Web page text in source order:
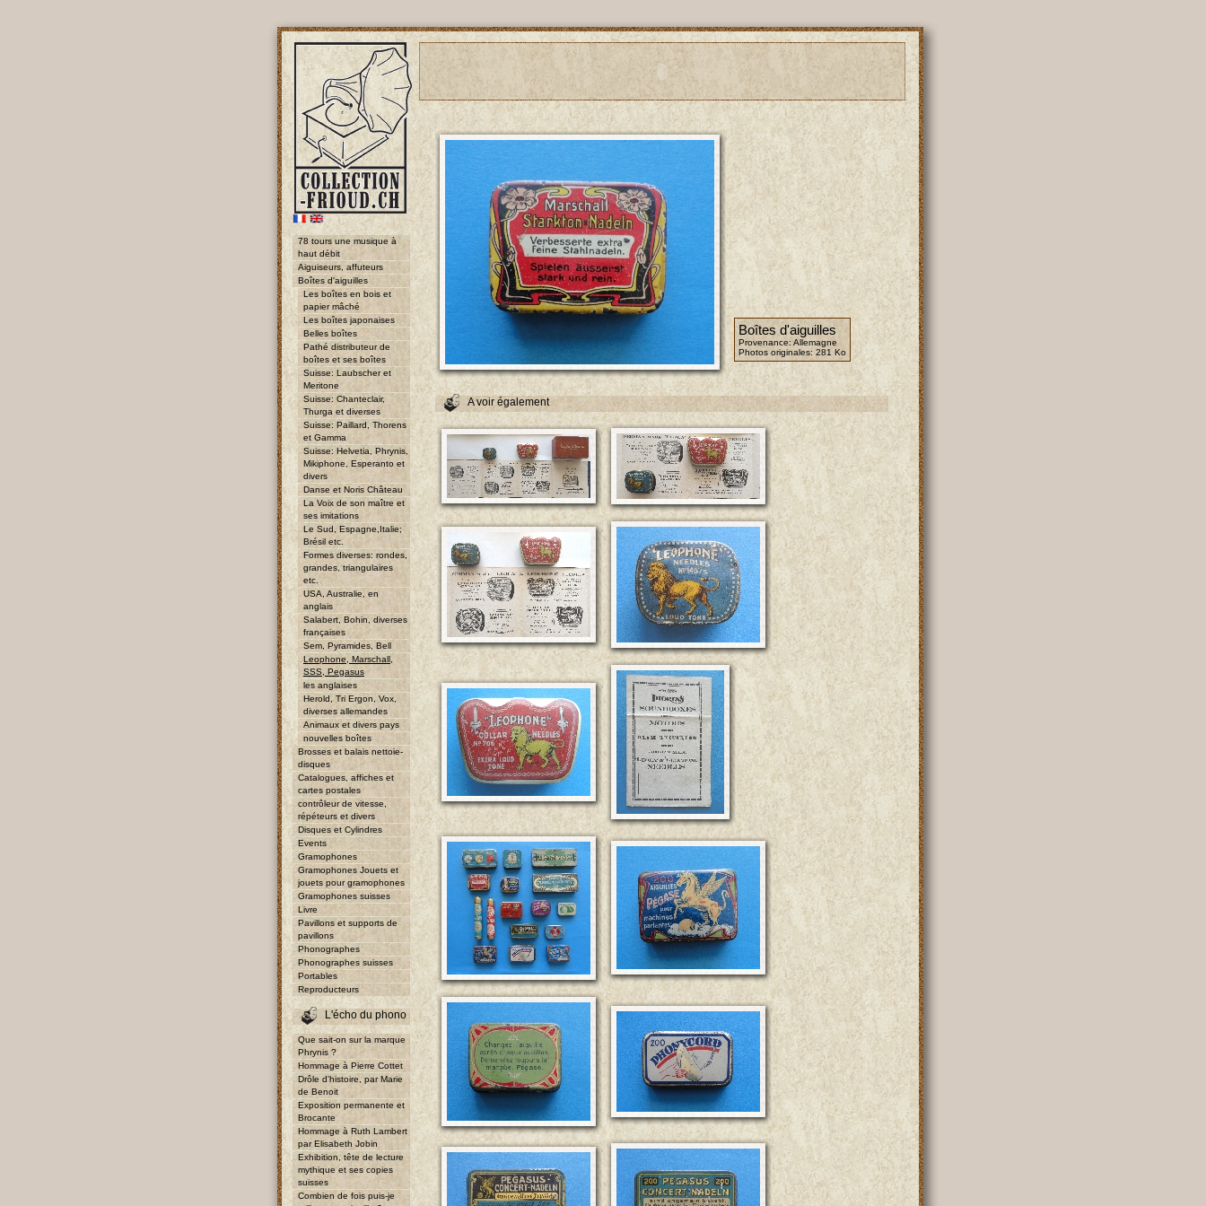
78 tours une musique à
haut débit
Aiguiseurs, affuteurs
Boîtes d'aiguilles
Les boîtes en bois et
papier mâché
Les boîtes japonaises
Belles boîtes
Pathé distributeur de
boîtes et ses boîtes
Suisse: Laubscher et
Meritone
Suisse: Chanteclair,
Thurga et diverses
Suisse: Paillard, Thorens
et Gamma
Suisse: Helvetia, Phrynis,
Mikiphone, Esperanto et
divers
Danse et Noris Château
La Voix de son maître et
ses imitations
Le Sud, Espagne,Italie;
Brésil etc.
Formes diverses: rondes,
grandes, triangulaires
etc.
USA, Australie, en
anglais
Salabert, Bohin, diverses
françaises
Sem, Pyramides, Bell
Leophone, Marschall,
SSS, Pegasus
les anglaises
Herold, Tri Ergon, Vox,
diverses allemandes
Animaux et divers pays
nouvelles boîtes
Brosses et balais nettoie-
disques
Catalogues, affiches et
cartes postales
contrôleur de vitesse,
répéteurs et divers
Disques et Cylindres
Events
Gramophones
Gramophones Jouets et
jouets pour gramophones
Gramophones suisses
Livre
Pavillons et supports de
pavillons
Phonographes
Phonographes suisses
Portables
Reproducteurs
L'écho du phono
Que sait-on sur la marque
Phrynis ?
Hommage à Pierre Cottet
Drôle d'histoire, par Marie
de Benoit
Exposition permanente et
Brocante
Hommage à Ruth Lambert
par Elisabeth Jobin
Exhibition, tête de lecture
mythique et ses copies
suisses
Combien de fois puis-je
Boîtes d'aiguilles
Provenance: Allemagne
Photos originales: 281 Ko
A voir également